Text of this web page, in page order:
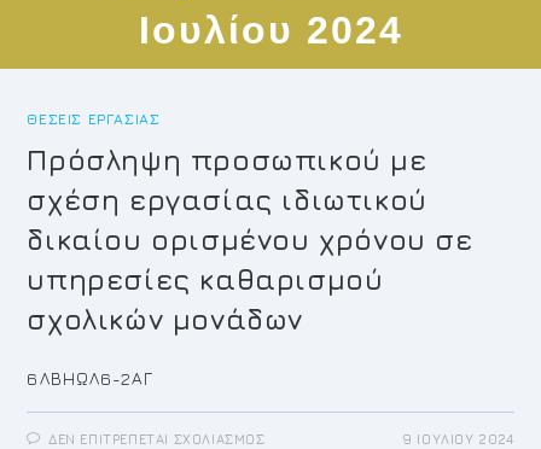
Ιουλίου 2024
ΘΈΣΕΙΣ ΕΡΓΑΣΊΑΣ
Πρόσληψη προσωπικού με
σχέση εργασίας ιδιωτικού
δικαίου ορισμένου χρόνου σε
υπηρεσίες καθαρισμού
σχολικών μονάδων
6ΛΒΗΩΛ6-2ΑΓ
ΔΕΝ ΕΠΙΤΡΈΠΕΤΑΙ ΣΧΟΛΙΑΣΜΌΣΣΤΟ 9 ΙΟΥΛΊΟΥ 2024